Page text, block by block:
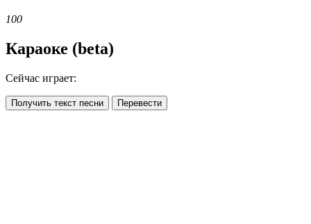
100
Караоке (beta)
Сейчас играет:
Получить текст песни Перевести